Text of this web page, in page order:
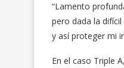
“Lamento
pero dada la
y así proteger mi
En el caso Triple